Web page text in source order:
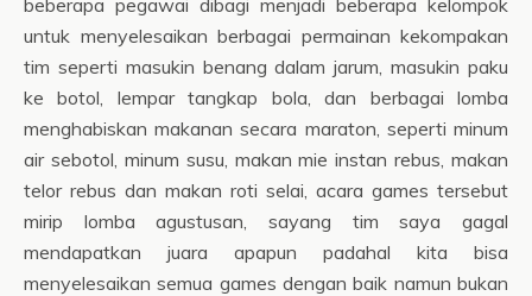
beberapa pegawai dibagi menjadi beberapa kelompok
untuk menyelesaikan berbagai permainan kekompakan
tim seperti masukin benang dalam jarum, masukin paku
ke botol, lempar tangkap bola, dan berbagai lomba
menghabiskan makanan secara maraton, seperti minum
air sebotol, minum susu, makan mie instan rebus, makan
telor rebus dan makan roti selai, acara games tersebut
mirip lomba agustusan, sayang tim saya gagal
mendapatkan juara apapun padahal kita bisa
menyelesaikan semua games dengan baik namun bukan